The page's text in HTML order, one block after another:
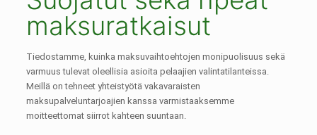
maksuratkaisut
Tiedostamme, kuinka maksuvaihtoehtojen monipuolisuus sekä
varmuus tulevat oleellisia asioita pelaajien valintatilanteissa.
Meillä on tehneet yhteistyötä vakavaraisten
maksupalveluntarjoajien kanssa varmistaaksemme
moitteettomat siirrot kahteen suuntaan.